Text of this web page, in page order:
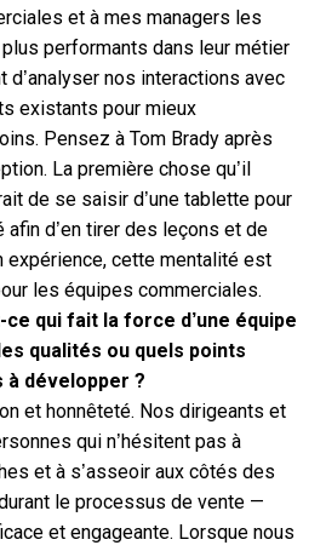
et à mes managers les
performants dans leur métier
d’analyser nos interactions avec
existants pour mieux
Pensez à Tom Brady après
La première chose qu’il
de se saisir d’une tablette pour
d’en tirer des leçons et de
expérience, cette mentalité est
les équipes commerciales.
ce qui fait la force d’une équipe
qualités ou quels points
développer ?
et honnêteté. Nos dirigeants et
qui n’hésitent pas à
et à s’asseoir aux côtés des
le processus de vente —
et engageante. Lorsque nous